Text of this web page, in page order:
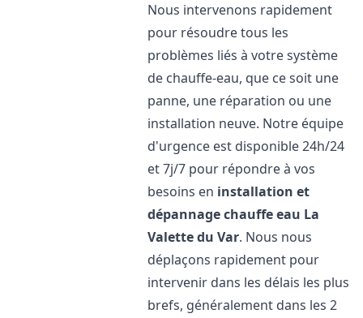
Nous intervenons rapidement
pour résoudre tous les
problèmes liés à votre système
de chauffe-eau, que ce soit une
panne, une réparation ou une
installation neuve. Notre équipe
d'urgence est disponible 24h/24
et 7j/7 pour répondre à vos
besoins en installation et
dépannage chauffe eau La
Valette du Var. Nous nous
déplaçons rapidement pour
intervenir dans les délais les plus
brefs, généralement dans les 2